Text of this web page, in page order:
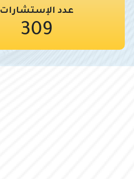
عدد الإستشارات
309